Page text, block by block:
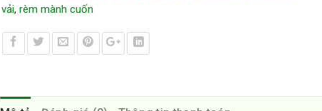
vải, rèm mành cuốn